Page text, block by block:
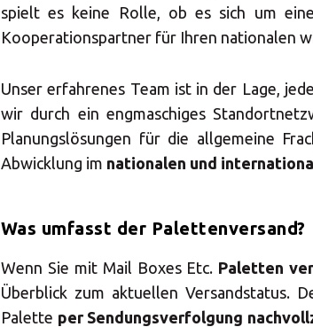
spielt es keine Rolle, ob es sich um
Kooperationspartner für Ihren nationalen
Unser erfahrenes Team ist in der Lage,
wir durch ein engmaschiges
Planungslösungen für die allgemeine
Abwicklung im nationalen und
Was umfasst der Palettenversand?
Wenn Sie mit Mail Boxes Etc. Paletten
Überblick zum aktuellen Versandstatus.
Palette per Sendungsverfolgung
Wählen